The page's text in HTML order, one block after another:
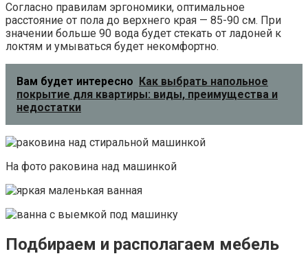
Согласно правилам эргономики, оптимальное
расстояние от пола до верхнего края — 85-90 см. При
значении больше 90 вода будет стекать от ладоней к
локтям и умываться будет некомфортно.
Вам будет интересно
Как выбрать напольное
покрытие для квартиры: виды, преимущества и
недостатки
На фото раковина над машинкой
Подбираем и располагаем мебель